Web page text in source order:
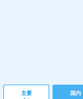
主要 国内